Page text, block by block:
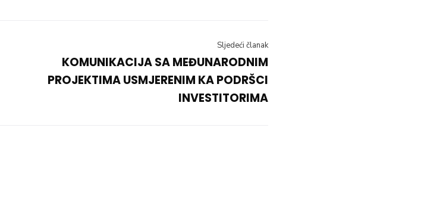
Sljedeći članak
KOMUNIKACIJA SA MEĐUNARODNIM
PROJEKTIMA USMJERENIM KA PODRŠCI
INVESTITORIMA